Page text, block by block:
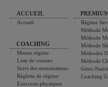
ACCUEIL
Accueil
COACHING
Menus régime
Liste de courses
Suivi des mensurations
Réglette de régime
Exercices physiques
Régime
Méthode
Méthode
Méthode
Méthodes
Méthode
Géno-
Coaching